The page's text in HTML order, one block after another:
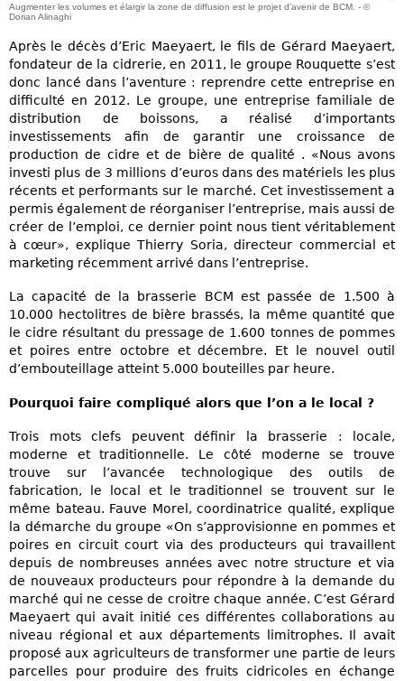
Augmenter les volumes et élargir la zone de diffusion est le projet d’avenir de BCM. - ©
Dorian Alinaghi
Après le décès d’Eric Maeyaert, le fils de Gérard Maeyaert,
fondateur de la cidrerie, en 2011, le groupe Rouquette s’est
donc lancé dans l’aventure : reprendre cette entreprise en
difficulté en 2012. Le groupe, une entreprise familiale de
distribution de boissons, a réalisé d’importants
investissements afin de garantir une croissance de
production de cidre et de bière de qualité . «Nous avons
investi plus de 3 millions d’euros dans des matériels les plus
récents et performants sur le marché. Cet investissement a
permis également de réorganiser l’entreprise, mais aussi de
créer de l’emploi, ce dernier point nous tient véritablement
à cœur», explique Thierry Soria, directeur commercial et
marketing récemment arrivé dans l’entreprise.
La capacité de la brasserie BCM est passée de 1.500 à
10.000 hectolitres de bière brassés, la même quantité que
le cidre résultant du pressage de 1.600 tonnes de pommes
et poires entre octobre et décembre. Et le nouvel outil
d’embouteillage atteint 5.000 bouteilles par heure.
Pourquoi faire compliqué alors que l’on a le local ?
Trois mots clefs peuvent définir la brasserie : locale,
moderne et traditionnelle. Le côté moderne se trouve
trouve sur l’avancée technologique des outils de
fabrication, le local et le traditionnel se trouvent sur le
même bateau. Fauve Morel, coordinatrice qualité, explique
la démarche du groupe «On s’approvisionne en pommes et
poires en circuit court via des producteurs qui travaillent
depuis de nombreuses années avec notre structure et via
de nouveaux producteurs pour répondre à la demande du
marché qui ne cesse de croitre chaque année. C’est Gérard
Maeyaert qui avait initié ces différentes collaborations au
niveau régional et aux départements limitrophes. Il avait
proposé aux agriculteurs de transformer une partie de leurs
parcelles pour produire des fruits cidricoles en échange